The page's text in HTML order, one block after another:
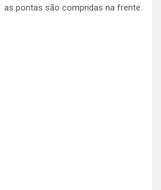
pontas são compridas na frente.